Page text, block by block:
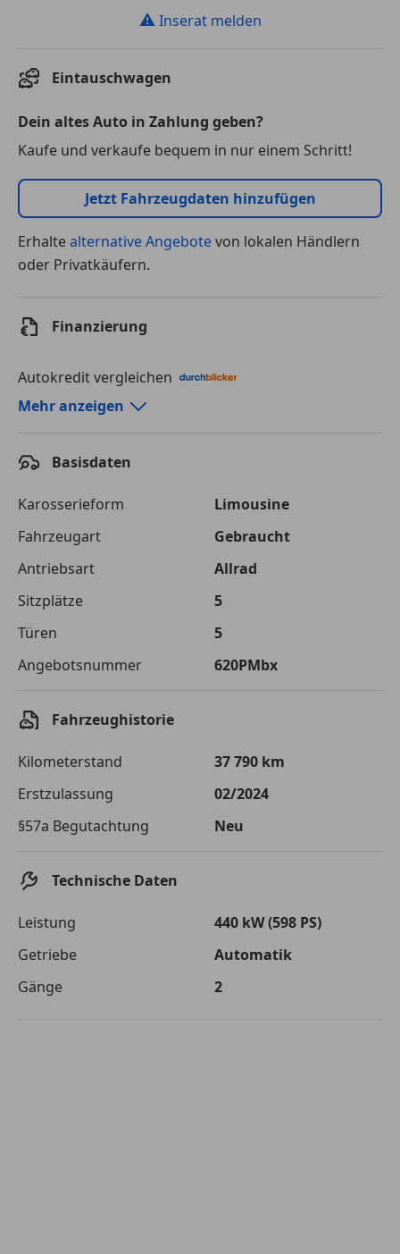
⚠ Inserat melden
Eintauschwagen
Dein altes Auto in Zahlung geben?
Kaufe und verkaufe bequem in nur einem Schritt!
Jetzt Fahrzeugdaten hinzufügen
Erhaltealternative Angebotevon lokalen Händlern
oder Privatkäufern.
Finanzierung
Autokredit vergleichen
Autokredit-Rechner von durchblicker.at
Laufzeit
120 Monate
Kreditbetrag
€ 75 000,-
Zu zahlender
Gesamtbetrag
€ 105 661,-
Einberechnete Gebühren
€ 0,-
Monatliche Rate € 880,51
von der von Ihnen gewählten Bank. Rückzahlungszeitraum 1-10
Jetzt berechnen
Mehr anzeigen
Basisdaten
Karosserieform
Limousine
Fahrzeugart
Gebraucht
Antriebsart
Allrad
Sitzplätze
5
Türen
5
Angebotsnummer
620PMbx
Fahrzeughistorie
Kilometerstand
37 790 km
Erstzulassung
02/2024
§57a Begutachtung
Neu
Technische Daten
Leistung
440 kW (598 PS)
Getriebe
Automatik
Gänge
2